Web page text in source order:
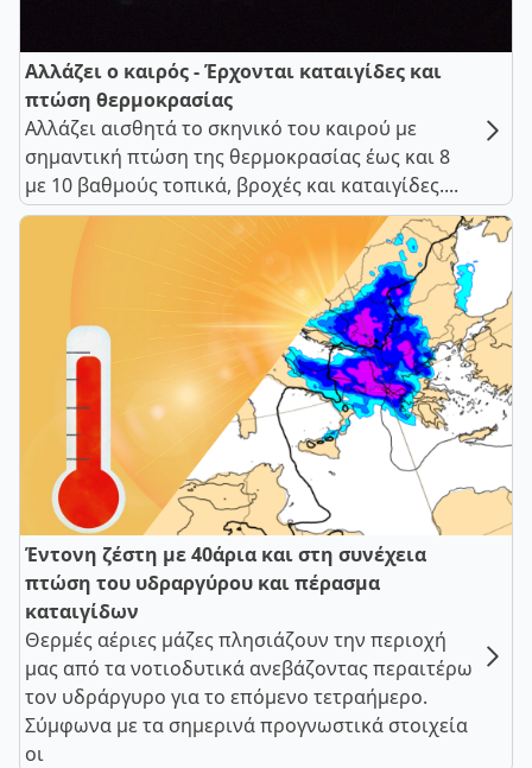
Αλλάζει ο καιρός - Έρχονται καταιγίδες και
πτώση θερμοκρασίας
Αλλάζει αισθητά το σκηνικό του καιρού με
σημαντική πτώση της θερμοκρασίας έως και 8
με 10 βαθμούς τοπικά, βροχές και καταιγίδες....
Έντονη ζέστη με 40άρια και στη συνέχεια
πτώση του υδραργύρου και πέρασμα
καταιγίδων
Θερμές αέριες μάζες πλησιάζουν την περιοχή
μας από τα νοτιοδυτικά ανεβάζοντας περαιτέρω
τον υδράργυρο για το επόμενο τετραήμερο.
Σύμφωνα με τα σημερινά προγνωστικά στοιχεία
οι